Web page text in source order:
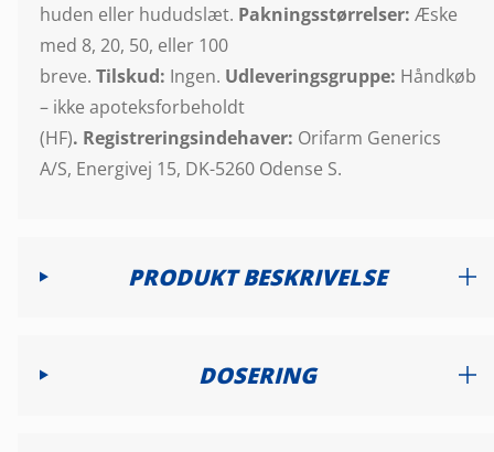
huden eller hududslæt. Pakningsstørrelser: Æske
med 8, 20, 50, eller 100
breve. Tilskud: Ingen. Udleveringsgruppe: Håndkøb
– ikke apoteksforbeholdt
(HF). Registreringsindehaver: Orifarm Generics
A/S, Energivej 15, DK-5260 Odense S.
PRODUKT BESKRIVELSE
DOSERING